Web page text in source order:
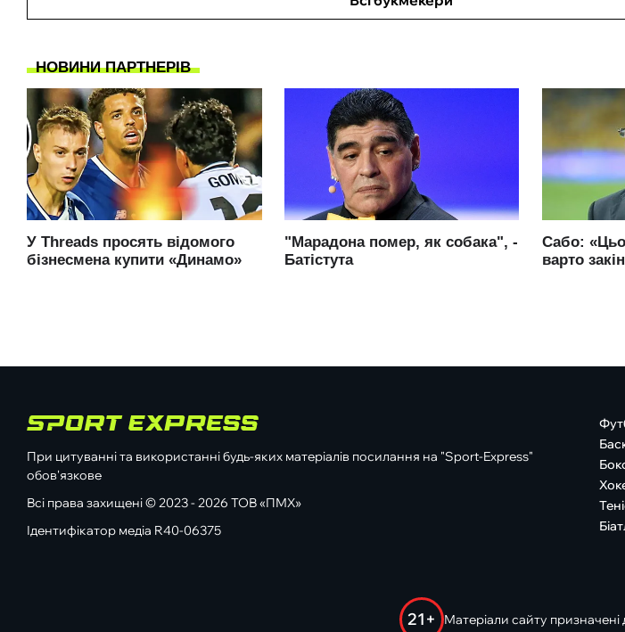
При цитуванні та використанні будь-яких матеріалів посилання на "Sport-Express"
обов'язкове
Всі права захищені © 2023 - 2026 ТОВ «ПМХ»
Ідентифікатор медіа R40-06375
21+ Матеріали сайту призначені